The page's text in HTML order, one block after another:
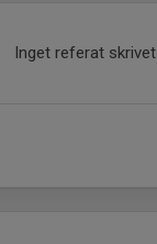
Inget referat skrivet